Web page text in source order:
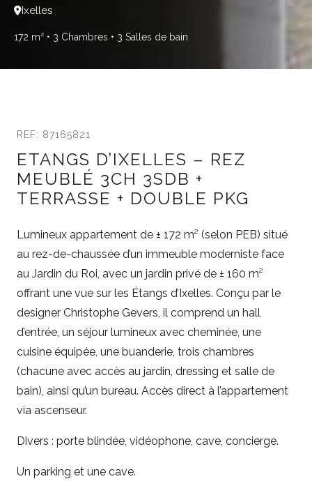
Ixelles
172 m² • 3 Chambres • 3 Salles de bain
REF: 87165821
ETANGS D’IXELLES – REZ
MEUBLÉ 3CH 3SDB +
TERRASSE + DOUBLE PKG
Lumineux appartement de ± 172 m² (selon PEB) situé
au rez-de-chaussée d’un immeuble moderniste face
au Jardin du Roi, avec un jardin privé de ± 160 m²
offrant une vue sur les Étangs d’Ixelles. Conçu par le
designer Christophe Gevers, il comprend un hall
d’entrée, un séjour lumineux avec cheminée, une
cuisine équipée, une buanderie, trois chambres
(chacune avec accès au jardin, dressing et salle de
bain), ainsi qu’un bureau. Accès direct à l’appartement
via ascenseur.
Divers : porte blindée, vidéophone, cave, concierge.
Un parking et une cave.